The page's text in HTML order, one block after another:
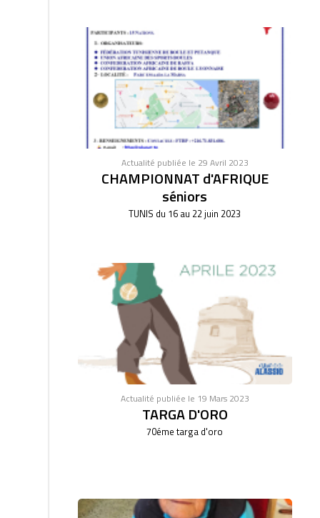
Actualité publiée le 29 Avril 2023
CHAMPIONNAT d'AFRIQUE
séniors
TUNIS du 16 au 22 juin 2023
Actualité publiée le 19 Mars 2023
TARGA D'ORO
70éme targa d'oro